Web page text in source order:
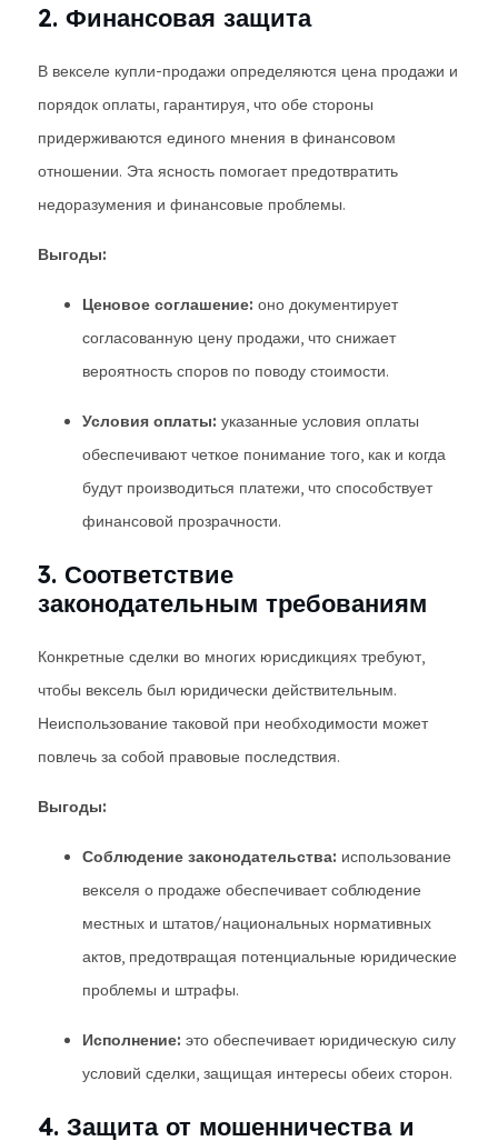
2. Финансовая защита
В векселе купли-продажи определяются цена продажи и
порядок оплаты, гарантируя, что обе стороны
придерживаются единого мнения в финансовом
отношении. Эта ясность помогает предотвратить
недоразумения и финансовые проблемы.
Выгоды:
Ценовое соглашение: оно документирует
согласованную цену продажи, что снижает
вероятность споров по поводу стоимости.
Условия оплаты: указанные условия оплаты
обеспечивают четкое понимание того, как и когда
будут производиться платежи, что способствует
финансовой прозрачности.
3. Соответствие
законодательным требованиям
Конкретные сделки во многих юрисдикциях требуют,
чтобы вексель был юридически действительным.
Неиспользование таковой при необходимости может
повлечь за собой правовые последствия.
Выгоды:
Соблюдение законодательства: использование
векселя о продаже обеспечивает соблюдение
местных и штатов/национальных нормативных
актов, предотвращая потенциальные юридические
проблемы и штрафы.
Исполнение: это обеспечивает юридическую силу
условий сделки, защищая интересы обеих сторон.
4. Защита от мошенничества и